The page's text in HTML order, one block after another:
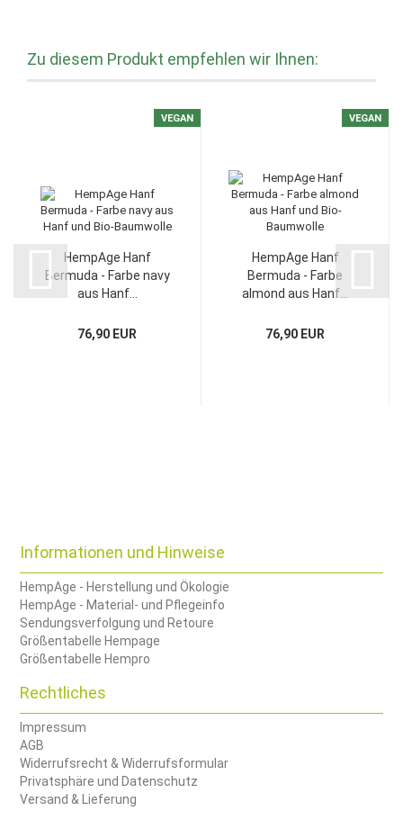
Zu diesem Produkt empfehlen wir Ihnen:
VEGAN
HempAge Hanf
Bermuda - Farbe navy
aus Hanf...
76,90 EUR
VEGAN
HempAge Hanf
Bermuda - Farbe
almond aus Hanf...
76,90 EUR
Informationen und Hinweise
HempAge - Herstellung und Ökologie
HempAge - Material- und Pflegeinfo
Sendungsverfolgung und Retoure
Größentabelle Hempage
Größentabelle Hempro
Rechtliches
Impressum
AGB
Widerrufsrecht & Widerrufsformular
Privatsphäre und Datenschutz
Versand & Lieferung